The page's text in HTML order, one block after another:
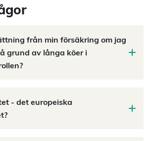
från min försäkring om jag
grund av långa köer i
- det europeiska